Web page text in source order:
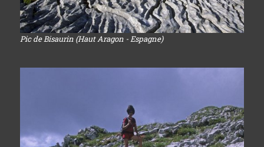
Pic de Bisaurin (Haut Aragon - Espagne)